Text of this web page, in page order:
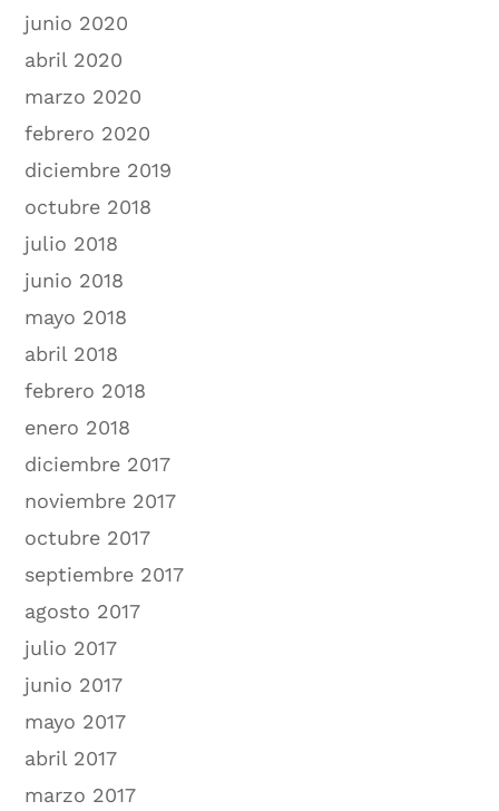
junio 2020
abril 2020
marzo 2020
febrero 2020
diciembre 2019
octubre 2018
julio 2018
junio 2018
mayo 2018
abril 2018
febrero 2018
enero 2018
diciembre 2017
noviembre 2017
octubre 2017
septiembre 2017
agosto 2017
julio 2017
junio 2017
mayo 2017
abril 2017
marzo 2017